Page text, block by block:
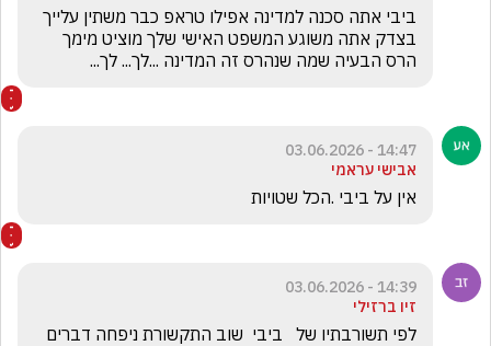
הרס הבעיה שמה שנהרס זה המדינה ...לך... לך...
14:47 - 03.06.2026
אבישי עראמי
אין על ביבי .הכל שטויות
14:39 - 03.06.2026
זיו ברזילי
לפי תשורבתיו של   ביבי  שוב התקשורת ניפחה דברים